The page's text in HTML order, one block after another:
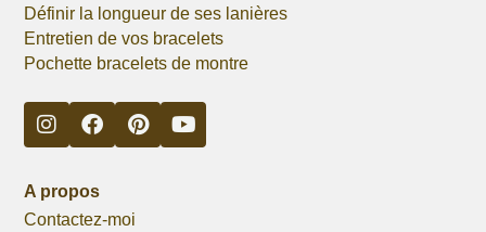
Définir la longueur de ses lanières
Entretien de vos bracelets
Pochette bracelets de montre
A propos
Contactez-moi